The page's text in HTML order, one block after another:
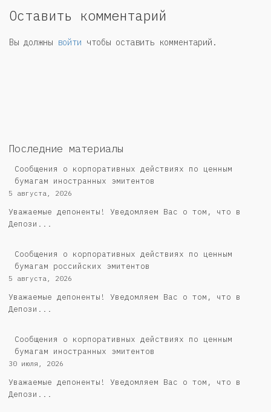
Оставить комментарий
Вы должны войти чтобы оставить комментарий.
Последние материалы
Сообщения о корпоративных действиях по ценным
бумагам иностранных эмитентов
5 августа, 2026
Уважаемые депоненты! Уведомляем Вас о том, что в
Депози...
Cообщения о корпоративных действиях по ценным
бумагам российских эмитентов
5 августа, 2026
Уважаемые депоненты! Уведомляем Вас о том, что в
Депози...
Сообщения о корпоративных действиях по ценным
бумагам иностранных эмитентов
30 июля, 2026
Уважаемые депоненты! Уведомляем Вас о том, что в
Депози...